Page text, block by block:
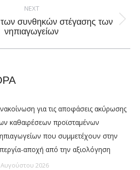
NEXT
Next
post:
συνθηκών στέγασης των
νηπιαγωγείων
για τις αποφάσεις ακύρωσης
καθαιρέσεων προϊσταμένων
που συμμετέχουν στην
αποχή από την αξιολόγηση
2026